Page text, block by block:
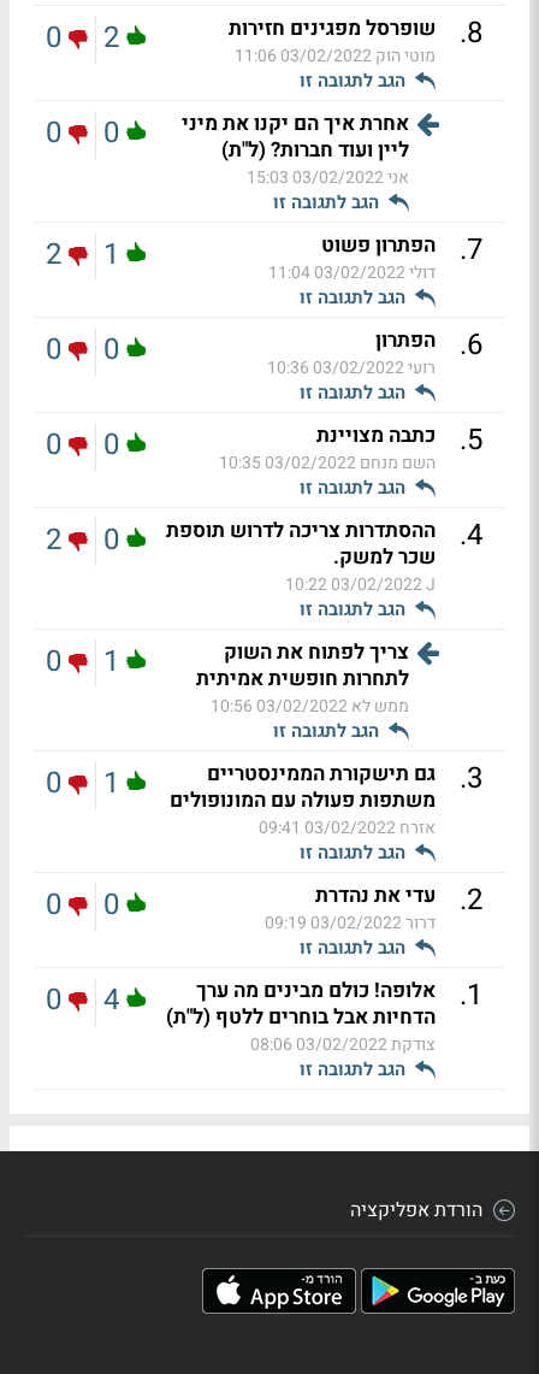
8
. שופרסל מפגינים חזירות
מוטי הוק03/02/2022 11:06
הגב לתגובה זו
2
0
אחרת איך הם יקנו את מיני
ליין ועוד חברות? (ל"ת)
אני03/02/2022 15:03
הגב לתגובה זו
0
0
7
. הפתרון פשוט
דולי03/02/2022 11:04
הגב לתגובה זו
1
2
6
. הפתרון
רועי03/02/2022 10:36
הגב לתגובה זו
0
0
5
. כתבה מצויינת
השם מנחם03/02/2022 10:35
הגב לתגובה זו
0
0
4
.
ההסתדרות צריכה לדרוש תוספת
שכר למשק.
J
03/02/2022 10:22
הגב לתגובה זו
0
2
צריך לפתוח את השוק
לתחרות חופשית אמיתית
ממש לא03/02/2022 10:56
הגב לתגובה זו
1
0
3
.
גם תישקורת הממינסטריים
משתפות פעולה עם המונופולים
אזרח03/02/2022 09:41
הגב לתגובה זו
1
0
2
. עדי את נהדרת
דרור03/02/2022 09:19
הגב לתגובה זו
0
0
1
.
אלופה! כולם מבינים מה ערך
הדחיות אבל בוחרים ללטף (ל"ת)
צודקת03/02/2022 08:06
הגב לתגובה זו
4
0
הורדת אפליקציה